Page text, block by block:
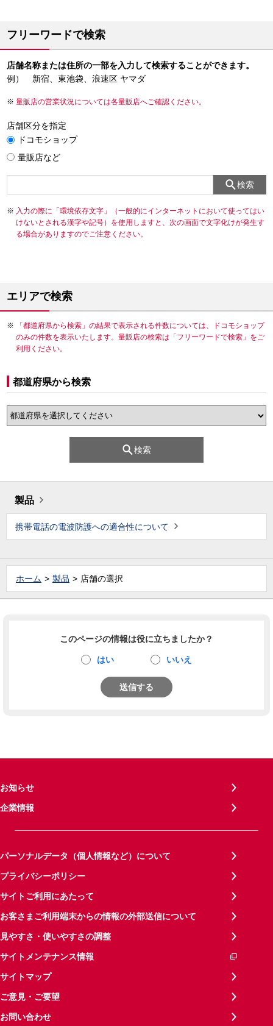
フリーワードで検索
店舗名称または住所の一部を入力して検索することができます。
例） 新宿、東池袋、浪速区 ヤマダ
量販店の営業状況については各量販店へご確認ください。
店舗区分を指定
ドコモショップ
量販店など
検索
入力の際に「環境依存文字」（一般的にインターネットにおいて使ってはい
けないとされる漢字や記号）を使用しますと、次の画面で文字化けが発生す
る場合がありますのでご注意ください。
エリアで検索
「都道府県から検索」の結果で表示される件数については、ドコモショップ
のみの件数を表示いたします。量販店の検索は「フリーワードで検索」をご
利用ください。
都道府県から検索
検索
製品
携帯電話の電波防護への適合性について
ホーム 製品 店舗の選択
このページの情報は役に立ちましたか？
はい いいえ
送信する
お知らせ
企業情報
パーソナルデータ（個人情報など）について
プライバシーポリシー
サイトご利用にあたって
お客さまご利用端末からの情報の外部送信について
見やすさ・使いやすさの調整
サイトメンテナンス情報
サイトマップ
ご意見・ご要望
お問い合わせ